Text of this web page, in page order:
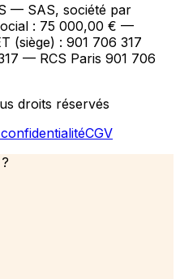
— SAS, société par
: 75 000,00 € —
(siège) : 901 706 317
— RCS Paris 901 706
droits réservés
CGV